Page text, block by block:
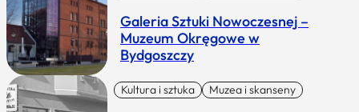
Galeria Sztuki Nowoczesnej –
Muzeum Okręgowe w
Bydgoszczy
Kultura i sztuka Muzea i skanseny